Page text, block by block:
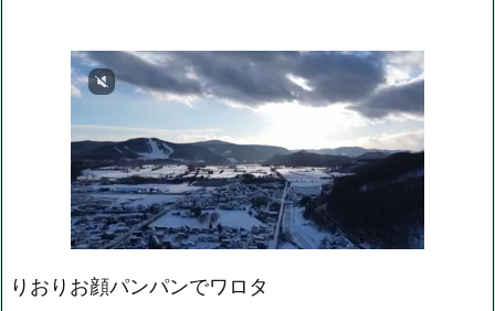
りおりお顔パンパンでワロタ